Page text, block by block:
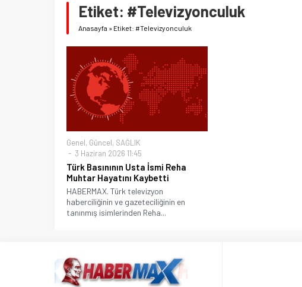
Etiket: #Televizyonculuk
Anasayfa » Etiket: #Televizyonculuk
Genel, Güncel, SAĞLIK
3 Haziran 2026 11:45
Türk Basınının Usta İsmi Reha
Muhtar Hayatını Kaybetti
HABERMAX. Türk televizyon
haberciliğinin ve gazeteciliğinin en
tanınmış isimlerinden Reha...